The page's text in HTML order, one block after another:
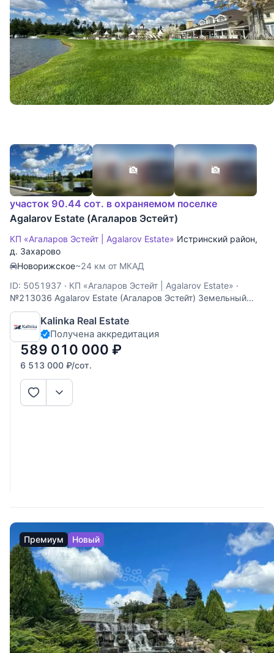
участок 90.44 сот. в охраняемом поселке
Agalarov Estate (Агаларов Эстейт)
КП «Агаларов Эстейт | Agalarov Estate» Истринский район,
д. Захарово
Новорижское~24 км от МКАД
ID: 5051937 · КП «Агаларов Эстейт | Agalarov Estate» ·
№213036 Agalarov Estate (Агаларов Эстейт) Земельный
участок площадью 90,44 сотки расположен в элитном
охраняемом поселке Agalarov Estate (Агаларов Эстейт).
Kalinka Real Estate
Получена аккредитация
589 010 000 ₽
6 513 000 ₽/сот.
Премиум Новый